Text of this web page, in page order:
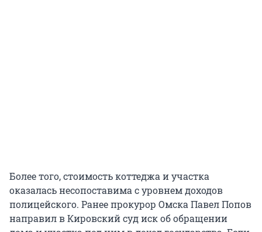
Более того, стоимость коттеджа и участка
оказалась несопоставима с уровнем доходов
полицейского. Ранее прокурор Омска Павел Попов
направил в Кировский суд иск об обращении